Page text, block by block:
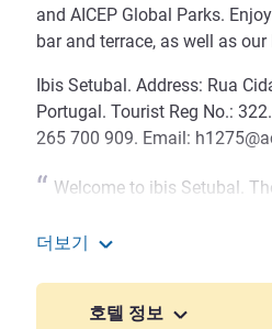
and AICEP Global Parks.
bar and terrace, as well as
Ibis Setubal. Address: Rua
Portugal. Tourist Reg No.:
265 700 909. Email:
Welcome to ibis Setubal.
de Arrábida natural park and
더보기
호텔 정보